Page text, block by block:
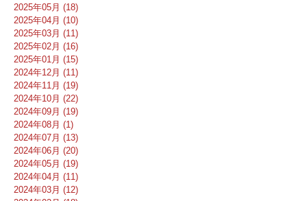
2025年05月 (18)
2025年04月 (10)
2025年03月 (11)
2025年02月 (16)
2025年01月 (15)
2024年12月 (11)
2024年11月 (19)
2024年10月 (22)
2024年09月 (19)
2024年08月 (1)
2024年07月 (13)
2024年06月 (20)
2024年05月 (19)
2024年04月 (11)
2024年03月 (12)